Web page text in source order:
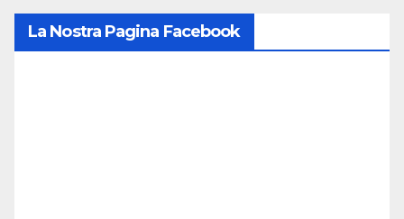
La Nostra Pagina Facebook